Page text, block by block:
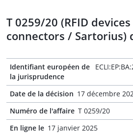
T 0259/20 (RFID
connectors / Sartorius)
Identifiant européen de
la jurisprudence
Date de la décision 17 décembre
Numéro de l'affaire T 0259/20
En ligne le 17 janvier 2025